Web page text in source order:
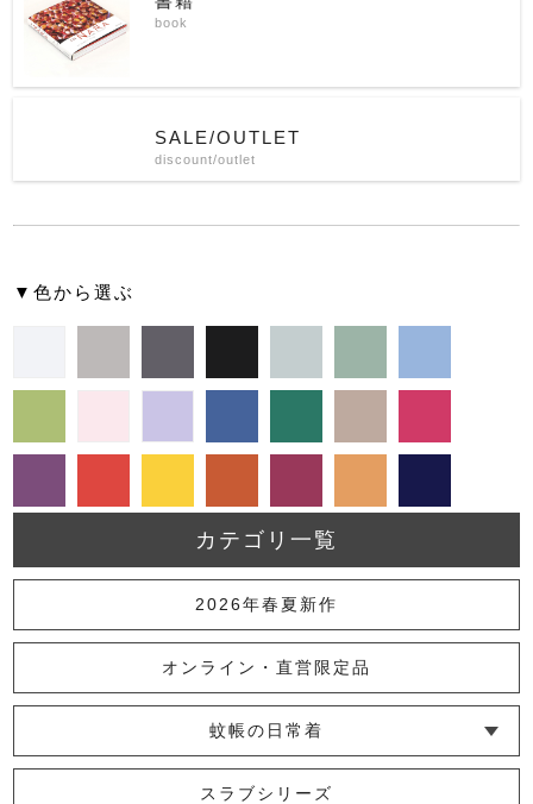
book
SALE/OUTLET
discount/outlet
▼色から選ぶ
カテゴリ一覧
2026年春夏新作
オンライン・直営限定品
蚊帳の日常着
└ インナー
└ トップス
└ ワンピース
└ パンツ
└ スカート
└ 羽織りもの
└ キッズ・ベビー
スラブシリーズ